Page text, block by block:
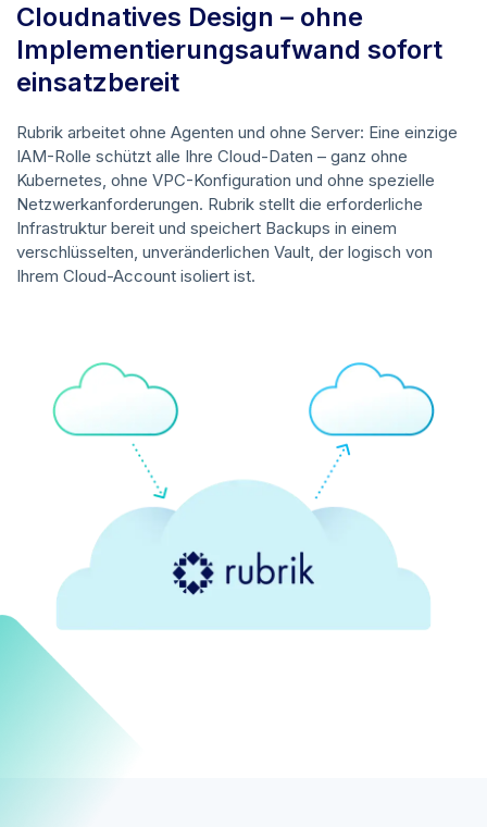
Cloudnatives Design – ohne
Implementierungsaufwand sofort
einsatzbereit
Rubrik arbeitet ohne Agenten und ohne Server: Eine einzige
IAM-Rolle schützt alle Ihre Cloud-Daten – ganz ohne
Kubernetes, ohne VPC-Konfiguration und ohne spezielle
Netzwerkanforderungen. Rubrik stellt die erforderliche
Infrastruktur bereit und speichert Backups in einem
verschlüsselten, unveränderlichen Vault, der logisch von
Ihrem Cloud-Account isoliert ist.